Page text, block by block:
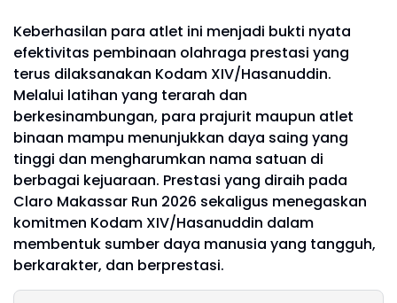
Keberhasilan para atlet ini menjadi bukti nyata
efektivitas pembinaan olahraga prestasi yang
terus dilaksanakan Kodam XIV/Hasanuddin.
Melalui latihan yang terarah dan
berkesinambungan, para prajurit maupun atlet
binaan mampu menunjukkan daya saing yang
tinggi dan mengharumkan nama satuan di
berbagai kejuaraan. Prestasi yang diraih pada
Claro Makassar Run 2026 sekaligus menegaskan
komitmen Kodam XIV/Hasanuddin dalam
membentuk sumber daya manusia yang tangguh,
berkarakter, dan berprestasi.